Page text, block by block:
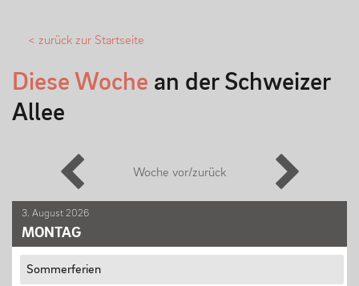
Geschäftsverteilungsplan
Kollegium
Praktikum
Erziehungsberechtigte & Förderverein
Ehemalige
Schulsozialarbeit
< zurück zur Startseite
Diese Woche an der Schweizer
Allee
Woche vor/zurück
3. August 2026
MONTAG
Sommerferien